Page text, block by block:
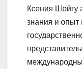
Ксения Шойгу
знания и опыт